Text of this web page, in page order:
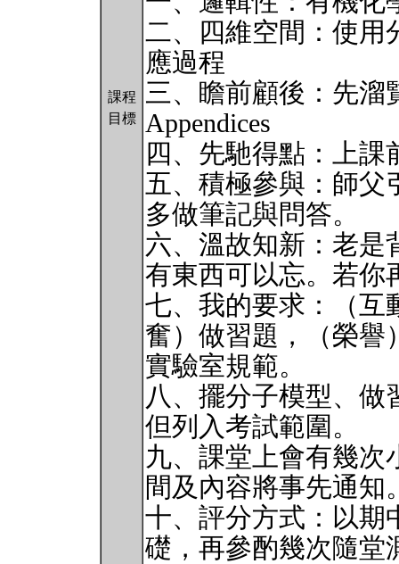
課程
目標
二、四維空間：使用
應過程
三、瞻前顧後：先溜
Appendices
四、先馳得點：上課
五、積極參與：師父
多做筆記與問答。
六、溫故知新：老是
有東西可以忘。若你
七、我的要求：（互
奮）做習題，（榮譽
實驗室規範。
八、擺分子模型、做
但列入考試範圍。
九、課堂上會有幾次
間及內容將事先通知
十、評分方式：以期
礎，再參酌幾次隨堂